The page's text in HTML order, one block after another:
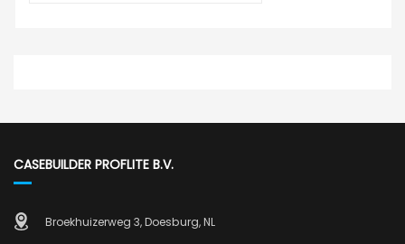
CASEBUILDER PROFLITE B.V.
Broekhuizerweg 3, Doesburg, NL